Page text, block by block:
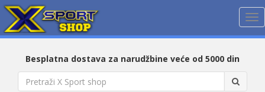
Besplatna dostava za narudžbine veće od 5000 din